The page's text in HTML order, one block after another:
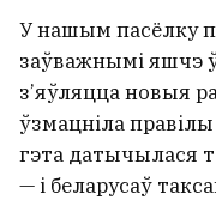
У нашым пасёлку
заўважнымі яшчэ
з’яўляцца новыя
ўзмацніла
гэта датычылася
— і беларусаў